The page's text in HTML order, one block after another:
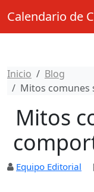
Calendario de
Inicio
Blog
Mitos comunes
Mitos
Equipo Editorial